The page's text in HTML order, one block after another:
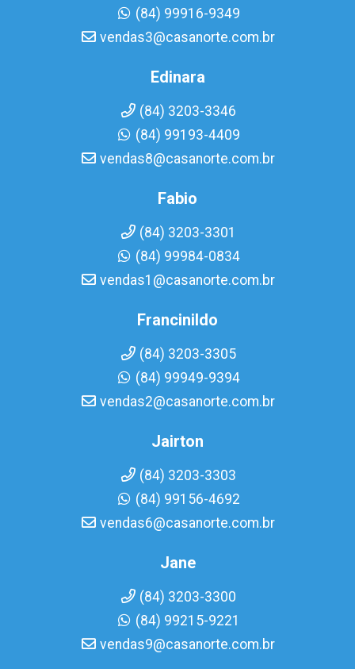
(84) 99916-9349
vendas3@casanorte.com.br
Edinara
(84) 3203-3346
(84) 99193-4409
vendas8@casanorte.com.br
Fabio
(84) 3203-3301
(84) 99984-0834
vendas1@casanorte.com.br
Francinildo
(84) 3203-3305
(84) 99949-9394
vendas2@casanorte.com.br
Jairton
(84) 3203-3303
(84) 99156-4692
vendas6@casanorte.com.br
Jane
(84) 3203-3300
(84) 99215-9221
vendas9@casanorte.com.br